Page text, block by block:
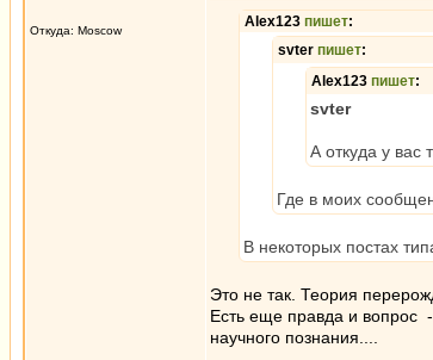
Откуда: Moscow
Alex123 пишет:
svter пишет:
Alex123 пишет:
svter
А откуда у вас
Где в моих
В некоторых постах
Это не так. Теория
Есть еще правда и вопрос
научного познания....